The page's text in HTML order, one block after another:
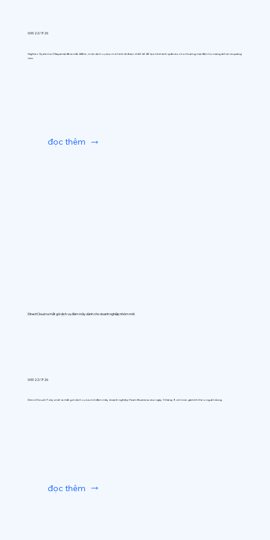
0:00 22/7/26
Hightec Systems (Okayama) đã ra mắt AIfitte, một dịch vụ tạo mô hình AI được thiết kế để tạo hình ảnh quần áo cho thương mại điện tử, mạng xã hội và quảng
cáo.
đọc thêm
DirectCloud ra mắt gói dịch vụ đám mây dành cho doanh nghiệp nhóm mới.
0:00 22/7/26
DirectCloud (Tokyo) sẽ ra mắt gói dịch vụ lưu trữ đám mây doanh nghiệp Team Business vào ngày 1 tháng 9, với mức giá tính theo người dùng.
đọc thêm